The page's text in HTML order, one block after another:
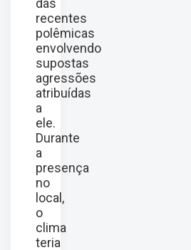
recentes
polêmicas
envolvendo
supostas
agressões
atribuídas
a
ele.
Durante
a
presença
no
local,
o
clima
teria